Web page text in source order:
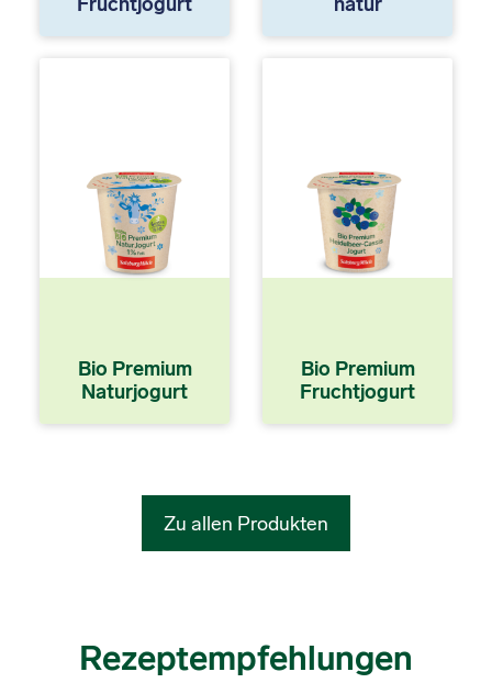
Bio Premium
Naturjogurt
Bio Premium
Fruchtjogurt
Zu allen Produkten
Rezeptempfehlungen